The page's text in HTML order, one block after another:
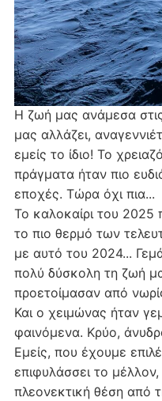
Η ζωή μας ανάμεσα
μας αλλάζει,
εμείς το ίδιο! Το
πράγματα ήταν πιο
εποχές. Τώρα όχι πια...
Το καλοκαίρι του 2025
το πιο θερμό των
με αυτό του 2024...
πολύ δύσκολη τη ζωή
προετοίμασαν από
Και ο χειμώνας ήταν
φαινόμενα. Κρύο,
Εμείς, που έχουμε
επιφυλάσσει το
πλεονεκτική θέση από